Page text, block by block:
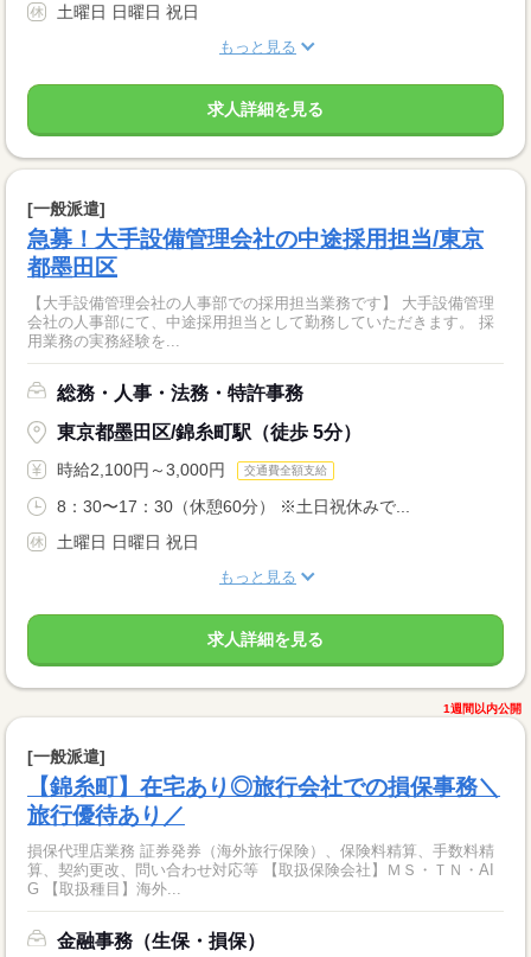
土曜日 日曜日 祝日
もっと見る
求人詳細を見る
[一般派遣]
急募！大手設備管理会社の中途採用担当/東京
都墨田区
【大手設備管理会社の人事部での採用担当業務です】 大手設備管理
会社の人事部にて、中途採用担当として勤務していただきます。 採
用業務の実務経験を...
総務・人事・法務・特許事務
東京都墨田区/錦糸町駅（徒歩 5分）
時給2,100円～3,000円 交通費全額支給
8：30〜17：30（休憩60分） ※土日祝休みで...
土曜日 日曜日 祝日
もっと見る
求人詳細を見る
1週間以内公開
[一般派遣]
【錦糸町】在宅あり◎旅行会社での損保事務＼
旅行優待あり／
損保代理店業務 証券発券（海外旅行保険）、保険料精算、手数料精
算、契約更改、問い合わせ対応等 【取扱保険会社】ＭＳ・ＴＮ・AI
G 【取扱種目】海外...
金融事務（生保・損保）